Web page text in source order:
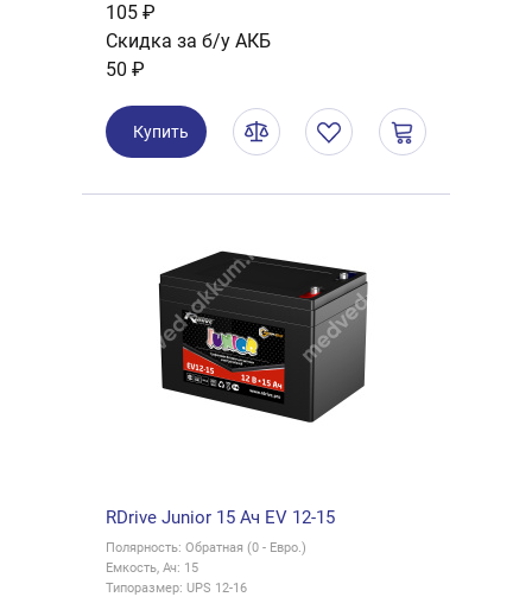
105 ₽
Скидка за б/у АКБ
50 ₽
Купить
RDrive Junior 15 Ач EV 12-15
Полярность: Обратная (0 - Евро.)
Емкость, Ач: 15
Типоразмер: UPS 12-16